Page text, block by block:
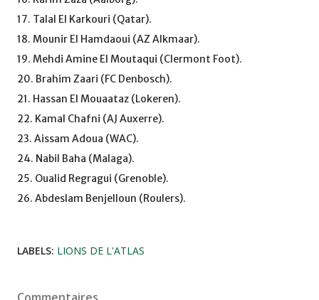
17. Talal El Karkouri (Qatar).
18. Mounir El Hamdaoui (AZ Alkmaar).
19. Mehdi Amine El Moutaqui (Clermont Foot).
20. Brahim Zaari (FC Denbosch).
21. Hassan El Mouaataz (Lokeren).
22. Kamal Chafni (AJ Auxerre).
23. Aissam Adoua (WAC).
24. Nabil Baha (Malaga).
25. Oualid Regragui (Grenoble).
26. Abdeslam Benjelloun (Roulers).
LABELS: LIONS DE L'ATLAS